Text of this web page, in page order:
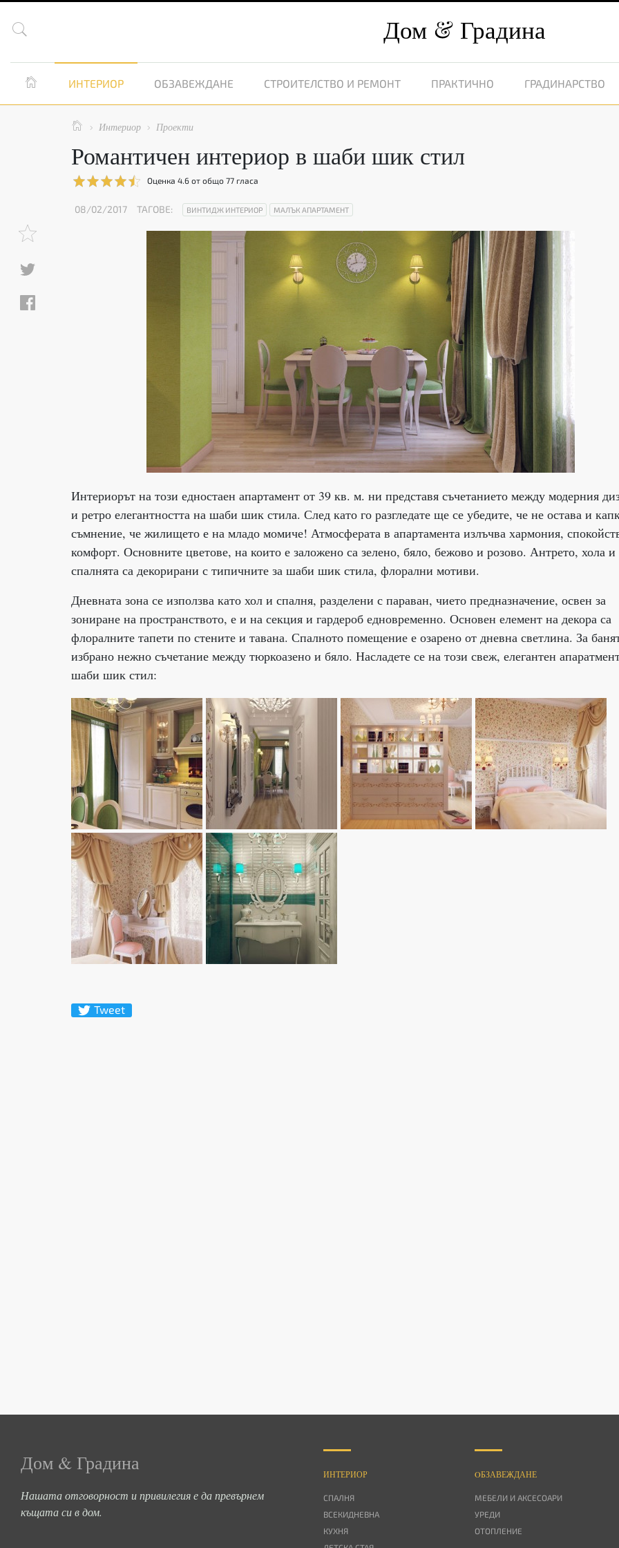
 Дом Градина
 ИНТЕРИОР ОБЗАВЕЖДАНЕ СТРОИТЕЛСТВО И РЕМОНТ ПРАКТИЧНО ГРАДИНАРСТВО
  Интериор  Проекти
Романтичен интериор в шаби шик стил
Оценка 4.6от общо 77гласа
08/02/2017 ТАГОВЕ: ВИНТИДЖ ИНТЕРИОР МАЛЪК АПАРТАМЕНТ
Интериорът на този едностаен апартамент от 39 кв. м. ни представя съчетанието между модерния
и ретро елегантността на шаби шик стила. След като го разгледате ще се убедите, че не остава и
съмнение, че жилището е на младо момиче! Атмосферата в апартамента излъчва хармония,
комфорт. Основните цветове, на които е заложено са зелено, бяло, бежово и розово. Антрето, хола и
спалнята са декорирани с типичните за шаби шик стила, флорални мотиви.
Дневната зона се използва като хол и спалня, разделени с параван, чието предназначение, освен за
зониране на пространството, е и на секция и гардероб едновременно. Основен елемент на декора са
флоралните тапети по стените и тавана. Спалното помещение е озарено от дневна светлина. За
избрано нежно съчетание между тюркоазено и бяло. Насладете се на този свеж, елегантен
шаби шик стил:
Tweet
Дом & Градина
Нашата отговорност и привилегия е да превърнем
къщата си в дом.
ИНТЕРИОР
СПАЛНЯ
ВСЕКИДНЕВНА
КУХНЯ
OБЗАВЕЖДАНЕ
МЕБЕЛИ И АКСЕСОАРИ
УРЕДИ
ОТОПЛЕНИЕ